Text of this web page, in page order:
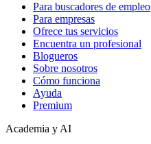
Para buscadores de empleo
Para empresas
Ofrece tus servicios
Encuentra un profesional
Blogueros
Sobre nosotros
Cómo funciona
Ayuda
Premium
Academia y AI